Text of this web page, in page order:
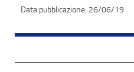
26/06/19